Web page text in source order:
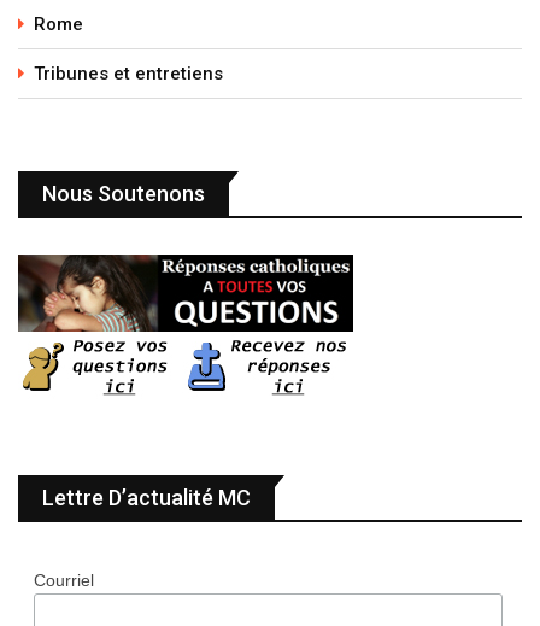
Rome
Tribunes et entretiens
Nous Soutenons
Lettre D’actualité MC
Courriel